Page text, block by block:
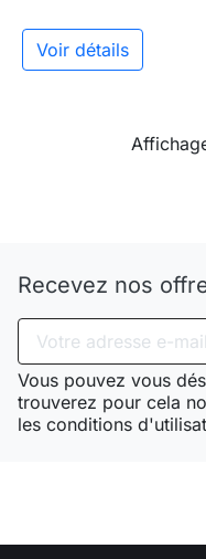
Voir détails
Recevez nos
Vous pouvez vous
trouverez pour cela
les conditions